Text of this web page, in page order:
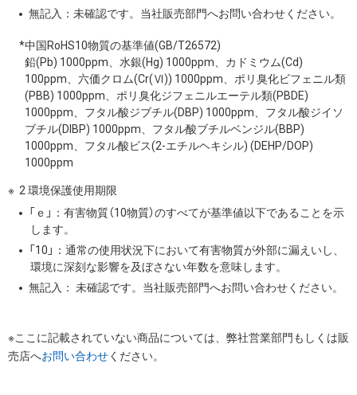
無記入：未確認です。当社販売部門へお問い合わせください。
*中国RoHS10物質の基準値(GB/T26572)
鉛(Pb) 1000ppm、水銀(Hg) 1000ppm、カドミウム(Cd)
100ppm、六価クロム(Cr(Ⅵ)) 1000ppm、ポリ臭化ビフェニル類
(PBB) 1000ppm、ポリ臭化ジフェニルエーテル類(PBDE)
1000ppm、フタル酸ジブチル(DBP) 1000ppm、フタル酸ジイソ
ブチル(DIBP) 1000ppm、フタル酸ブチルベンジル(BBP)
1000ppm、フタル酸ビス(2-エチルヘキシル) (DEHP/DOP)
1000ppm
2 環境保護使用期限
「ｅ」：有害物質（10物質）のすべてが基準値以下であることを示
します。
「10」：通常の使用状況下において有害物質が外部に漏えいし、
環境に深刻な影響を及ぼさない年数を意味します。
無記入： 未確認です。当社販売部門へお問い合わせください。
※ここに記載されていない商品については、弊社営業部門もしくは販
売店へお問い合わせください。